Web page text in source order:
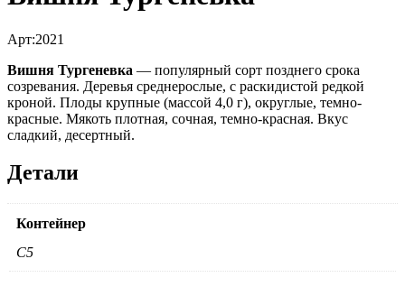
Арт:2021
Вишня Тургеневка — популярный сорт позднего срока
созревания. Деревья среднерослые, с раскидистой редкой
кроной. Плоды крупные (массой 4,0 г), округлые, темно-
красные. Мякоть плотная, сочная, темно-красная. Вкус
сладкий, десертный.
Детали
Контейнер
C5